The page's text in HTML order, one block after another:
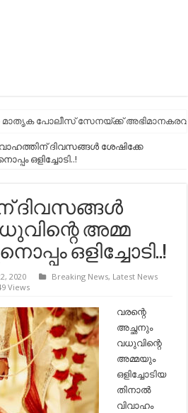
പോലീസ് സേനയ്ക്ക്
ദിവസങ്ങള്‍ ശേഷിക്കേ
ഒളിച്ചോടി..!
ദിവസങ്ങള്‍
അമ്മ
ഒളിച്ചോടി..!
2020 Breaking News, Latest News
Views
വരന്റെ
അച്ഛനും
വധുവിന്റെ
അമ്മയും
ഒളിച്ചോടിയ
തിനാല്‍
വിവാഹം